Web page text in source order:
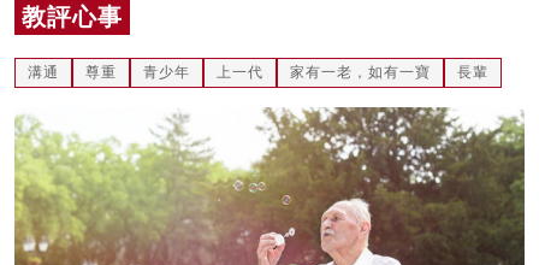
名家榜
灼見活動
教評心事
溝通 尊重 青少年 上一代 家有一老，如有一寶 長輩